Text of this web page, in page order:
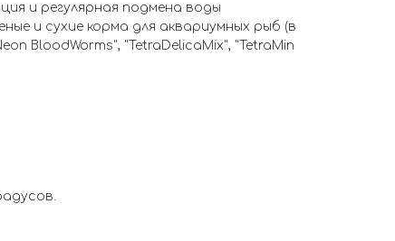
и регулярная подмена воды
и сухие корма для аквариумных рыб (в
BloodWorms", "TetraDelicaMix", "TetraMin